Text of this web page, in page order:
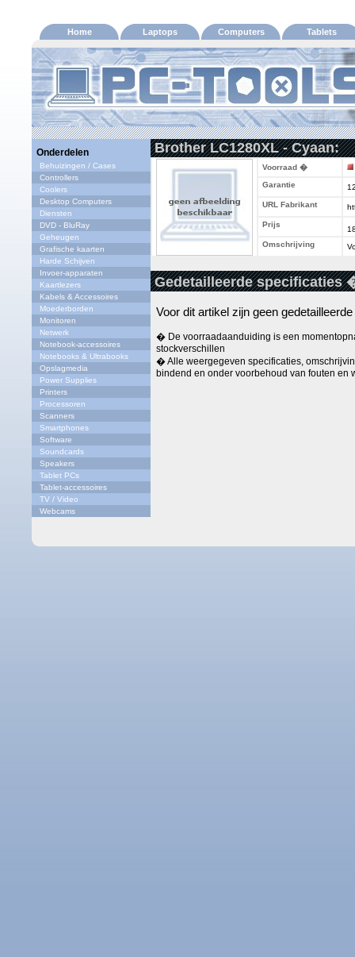
Home Laptops Computers Tablets
Onderdelen
Behuizingen / Cases
Controllers
Coolers
Desktop Computers
Diensten
DVD - BluRay
Geheugen
Grafische kaarten
Harde Schijven
Invoer-apparaten
Kaartlezers
Kabels & Accessoires
Moederborden
Monitoren
Netwerk
Notebook-accessoires
Notebooks & Ultrabooks
Opslagmedia
Power Supplies
Printers
Processoren
Scanners
Smartphones
Software
Soundcards
Speakers
Tablet PCs
Tablet-accessoires
TV / Video
Webcams
Brother LC1280XL - Cyaan:
Voorraad �
Garantie
URL Fabrikant
Prijs
Omschrijving
Gedetailleerde specificaties
Voor dit artikel zijn geen
� De voorraadaanduiding is een
stockverschillen
� Alle weergegeven specificaties,
bindend en onder voorbehoud van fouten en